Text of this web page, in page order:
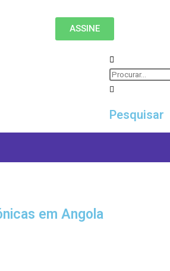
ASSINE
Pesquisar
em Angola